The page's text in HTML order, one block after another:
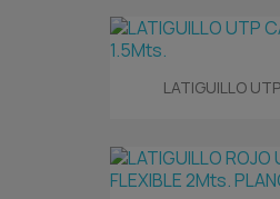
LATIGUILLO